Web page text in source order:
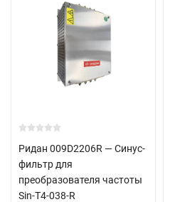
Ридан 009D2206R — Синус-
фильтр для
преобразователя частоты
Sin-T4-038-R